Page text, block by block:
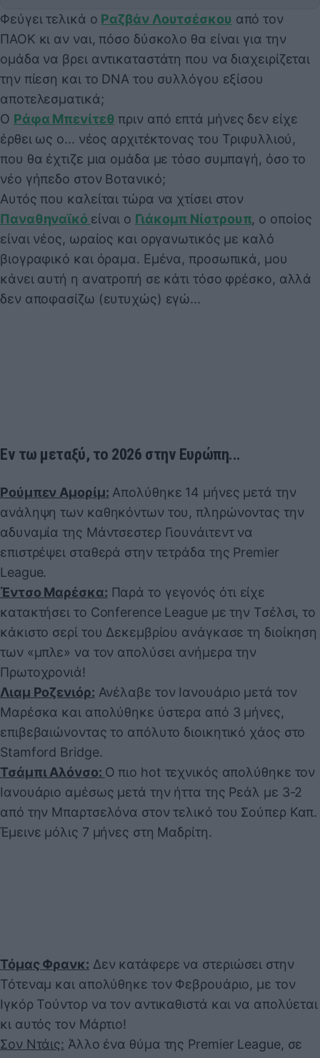
Φεύγει τελικά ο Ραζβάν Λουτσέσκου από τον
ΠΑΟΚ κι αν ναι, πόσο δύσκολο θα είναι για την
ομάδα να βρει αντικαταστάτη που να διαχειρίζεται
την πίεση και το DNA του συλλόγου εξίσου
αποτελεσματικά;
Ο Ράφα Μπενίτεθ πριν από επτά μήνες δεν είχε
έρθει ως ο... νέος αρχιτέκτονας του Τριφυλλιού,
που θα έχτιζε μια ομάδα με τόσο συμπαγή, όσο το
νέο γήπεδο στον Βοτανικό;
Aυτός που καλείται τώρα να χτίσει στον
Παναθηναϊκό είναι ο Γιάκομπ Νίστρουπ, ο οποίος
είναι νέος, ωραίος και οργανωτικός με καλό
βιογραφικό και όραμα. Εμένα, προσωπικά, μου
κάνει αυτή η ανατροπή σε κάτι τόσο φρέσκο, αλλά
δεν αποφασίζω (ευτυχώς) εγώ...
Εν τω μεταξύ, το 2026 στην Ευρώπη...
Ρούμπεν Αμορίμ: Απολύθηκε 14 μήνες μετά την
ανάληψη των καθηκόντων του, πληρώνοντας την
αδυναμία της Μάντσεστερ Γιουνάιτεντ να
επιστρέψει σταθερά στην τετράδα της Premier
League.
Έντσο Μαρέσκα: Παρά το γεγονός ότι είχε
κατακτήσει το Conference League με την Τσέλσι, το
κάκιστο σερί του Δεκεμβρίου ανάγκασε τη διοίκηση
των «μπλε» να τον απολύσει ανήμερα την
Πρωτοχρονιά!
Λιαμ Ροζενιόρ: Ανέλαβε τον Ιανουάριο μετά τον
Μαρέσκα και απολύθηκε ύστερα από 3 μήνες,
επιβεβαιώνοντας το απόλυτο διοικητικό χάος στο
Stamford Bridge.
Τσάμπι Αλόνσο: Ο πιο hot τεχνικός απολύθηκε τον
Ιανουάριο αμέσως μετά την ήττα της Ρεάλ με 3-2
από την Μπαρτσελόνα στον τελικό του Σούπερ Καπ.
Έμεινε μόλις 7 μήνες στη Μαδρίτη.
Τόμας Φρανκ: Δεν κατάφερε να στεριώσει στην
Τότεναμ και απολύθηκε τον Φεβρουάριο, με τον
Ιγκόρ Τούντορ να τον αντικαθιστά και να απολύεται
κι αυτός τον Μάρτιο!
Σον Ντάις: Άλλο ένα θύμα της Premier League, σε